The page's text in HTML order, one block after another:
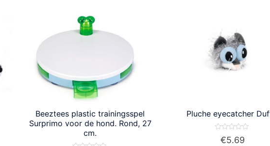
Beeztees plastic trainingsspel
Surprimo voor de hond. Rond, 27
cm.
Pluche eyecatcher
Waardering
€5.69